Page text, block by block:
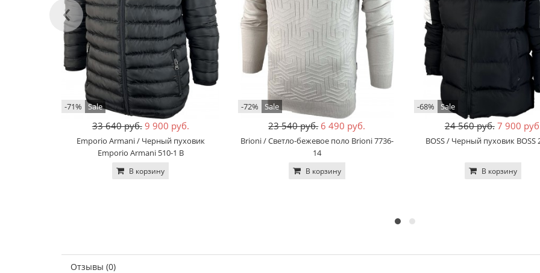
-71% Sale
33 640 руб. 9 900 руб.
Emporio Armani / Черный пуховик
Emporio Armani 510-1 B
В корзину
-72% Sale
23 540 руб. 6 490 руб.
Brioni / Светло-бежевое поло Brioni 7736-
14
В корзину
-68% Sale
24 560 руб. 7 900
BOSS / Черный пуховик BOSS
В корзину
‹
Отзывы (0)